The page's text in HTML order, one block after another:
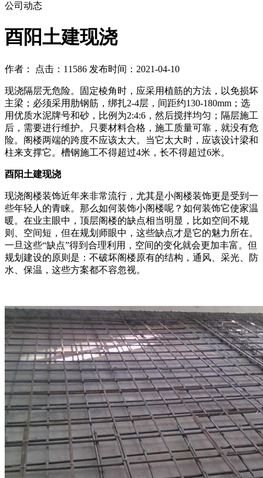
公司动态
酉阳土建现浇
作者： 点击：11586 发布时间：2021-04-10
现浇隔层无危险。固定棱角时，应采用植筋的方法，以免损坏
主梁；必须采用肋钢筋，绑扎2-4层，间距约130-180mm；选
用优质水泥牌号和砂，比例为2:4:6，然后搅拌均匀；隔层施工
后，需要进行维护。只要材料合格，施工质量可靠，就没有危
险。阁楼两端的跨度不应该太大。当它太大时，应该设计梁和
柱来支撑它。槽钢施工不得超过4米，长不得超过6米。
酉阳土建现浇
现浇阁楼装饰近年来非常流行，尤其是小阁楼装饰更是受到一
些年轻人的青睐。那么如何装饰小阁楼呢？如何装饰它使家温
暖。在业主眼中，顶层阁楼的缺点相当明显，比如空间不规
则、空间短，但在规划师眼中，这些缺点才是它的魅力所在。
一旦这些“缺点”得到合理利用，空间的变化就会更加丰富。但
规划建设的原则是：不破坏阁楼原有的结构，通风、采光、防
水、保温，这些方案都不容忽视。